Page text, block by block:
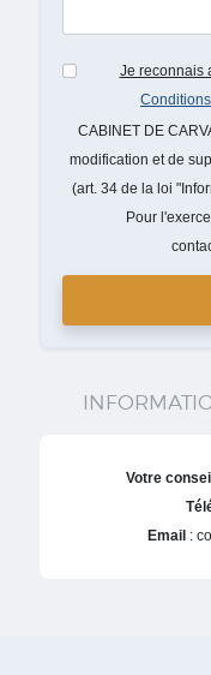
Je reconnais
CABINET DE
modification et de
(art. 34 de la loi
Pour
Votre
Email: